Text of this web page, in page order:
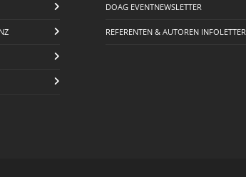
DOAG EVENTNEWSLETTER
REFERENTEN & AUTOREN INFOLETTER